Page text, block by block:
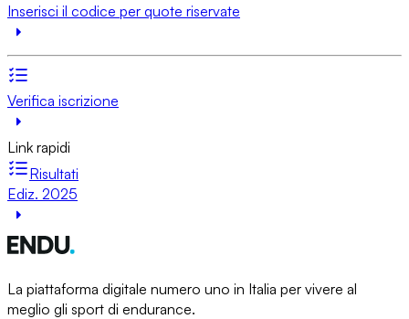
Inserisci il codice per quote riservate
Verifica iscrizione
Link rapidi
Risultati
Ediz. 2025
La piattaforma digitale numero uno in Italia per vivere al
meglio gli sport di endurance.